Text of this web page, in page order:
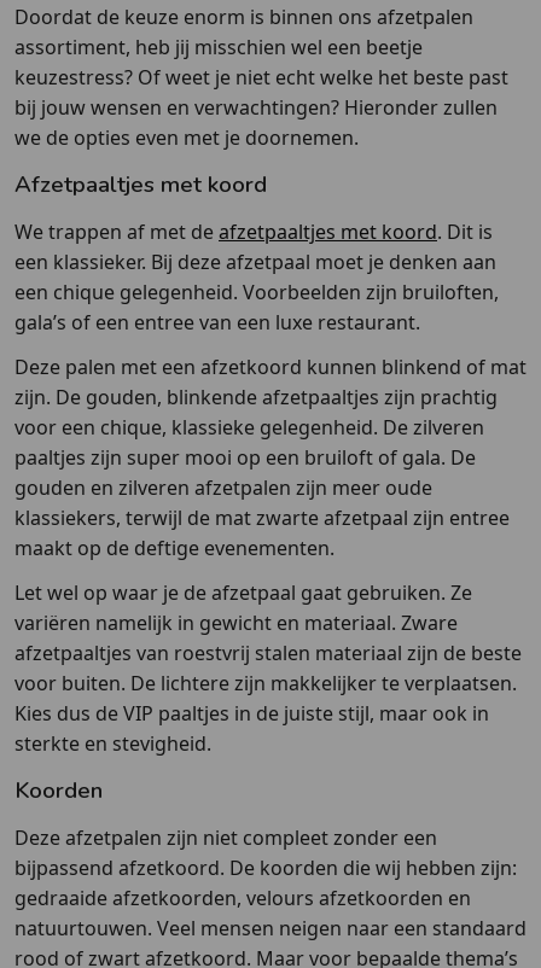
Doordat de keuze enorm is binnen ons afzetpalen
assortiment, heb jij misschien wel een beetje
keuzestress? Of weet je niet echt welke het beste past
bij jouw wensen en verwachtingen? Hieronder zullen
we de opties even met je doornemen.
Afzetpaaltjes met koord
We trappen af met deafzetpaaltjes met koord. Dit is
een klassieker. Bij deze afzetpaal moet je denken aan
een chique gelegenheid. Voorbeelden zijn bruiloften,
gala’s of een entree van een luxe restaurant.
Deze palen met een afzetkoord kunnen blinkend of mat
zijn. De gouden, blinkende afzetpaaltjes zijn prachtig
voor een chique, klassieke gelegenheid. De zilveren
paaltjes zijn super mooi op een bruiloft of gala. De
gouden en zilveren afzetpalen zijn meer oude
klassiekers, terwijl de mat zwarte afzetpaal zijn entree
maakt op de deftige evenementen.
Let wel op waar je de afzetpaal gaat gebruiken. Ze
variëren namelijk in gewicht en materiaal. Zware
afzetpaaltjes van roestvrij stalen materiaal zijn de beste
voor buiten. De lichtere zijn makkelijker te verplaatsen.
Kies dus de VIP paaltjes in de juiste stijl, maar ook in
sterkte en stevigheid.
Koorden
Deze afzetpalen zijn niet compleet zonder een
bijpassend afzetkoord. De koorden die wij hebben zijn:
gedraaide afzetkoorden, velours afzetkoorden en
natuurtouwen. Veel mensen neigen naar een standaard
rood of zwart afzetkoord. Maar voor bepaalde thema’s